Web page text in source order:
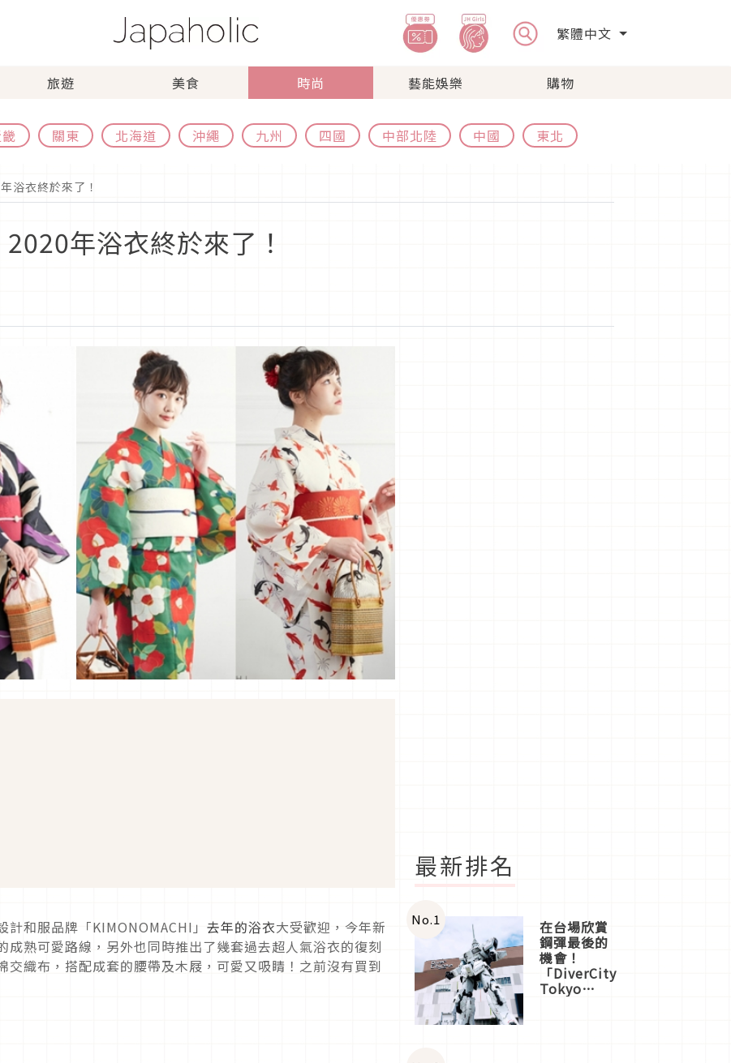
繁體中文
旅遊 美食 時尚 藝能娛樂 購物
關東 北海道 沖繩 九州 四國 中部北陸 中國 東北
浴衣終於來了！
年浴衣終於來了！
和服品牌「KIMONOMACHI」 去年的浴衣大受歡迎，今年新
熟可愛路線，另外也同時推出了幾套過去超人氣浴衣的復刻
交織布，搭配成套的腰帶及木屐，可愛又吸睛！之前沒有買到
最新排名
No.1 在台場欣賞
鋼彈最後的
機會！
「DiverCity
Tokyo